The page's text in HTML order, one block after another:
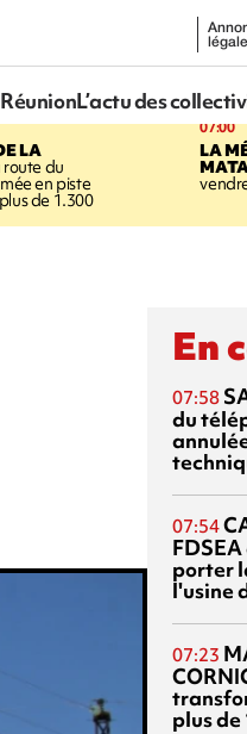
L’actu des
LA
du
en piste
de 1.300
07:00
LA
En
07:58
du
07:54
porter
l'usine
07:23
plus